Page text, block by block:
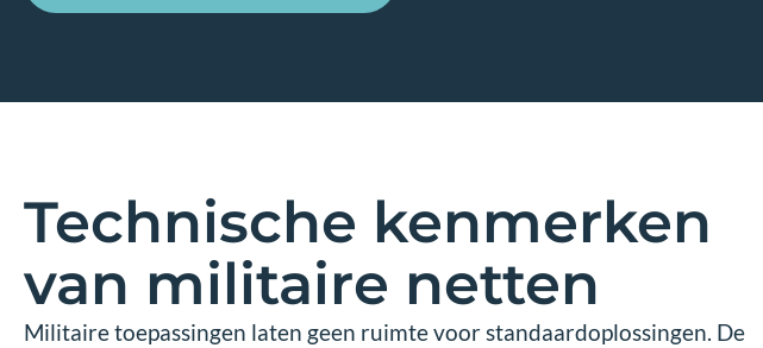
Technische kenmerken
van militaire netten
Militaire toepassingen laten geen ruimte voor standaardoplossingen. De